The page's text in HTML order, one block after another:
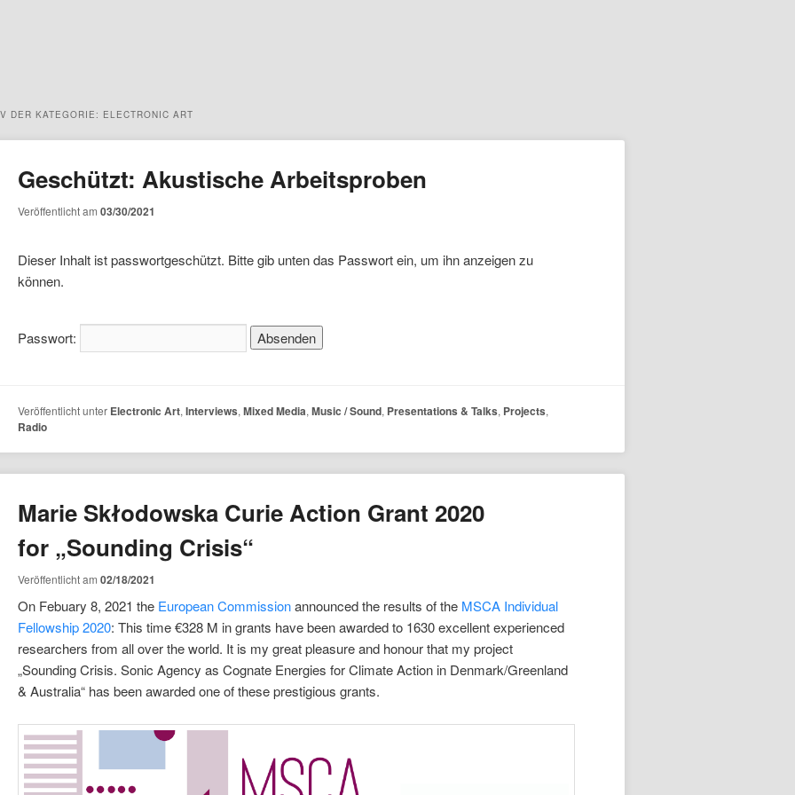
DER KATEGORIE: ELECTRONIC ART
Geschützt: Akustische Arbeitsproben
Veröffentlicht am03/30/2021
Dieser Inhalt ist passwortgeschützt. Bitte gib unten das Passwort ein, um ihn anzeigen zu
können.
Passwort:
Veröffentlicht unter Electronic Art,Interviews,Mixed Media,Music / Sound, Presentations & Talks, Projects,
Radio
Marie Skłodowska Curie Action Grant 2020
for „Sounding Crisis“
Veröffentlicht am02/18/2021
On Febuary 8, 2021 the European Commissionannounced the results of the MSCA Individual
Fellowship 2020: This time €328 M in grants have been awarded to 1630 excellent experienced
researchers from all over the world. It is my great pleasure and honour that my project
„Sounding Crisis. Sonic Agency as Cognate Energies for Climate Action in Denmark/Greenland
& Australia“ has been awarded one of these prestigious grants.